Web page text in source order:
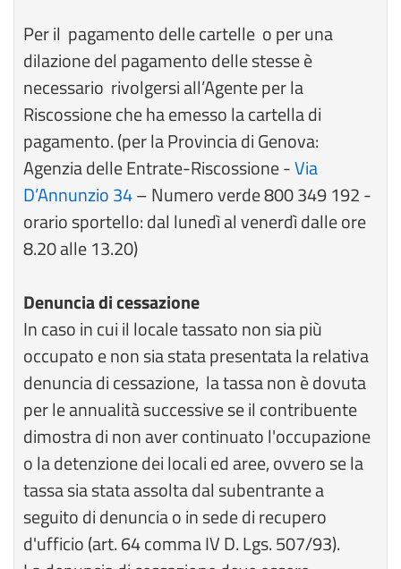
Per il pagamento delle cartelle o per una
dilazione del pagamento delle stesse è
necessario rivolgersi all’Agente per la
Riscossione che ha emesso la cartella di
pagamento. (per la Provincia di Genova:
Agenzia delle Entrate-Riscossione -Via
D’Annunzio 34– Numero verde 800 349 192 -
orario sportello: dal lunedì al venerdì dalle ore
8.20 alle 13.20)
Denuncia di cessazione
In caso in cui il locale tassato non sia più
occupato e non sia stata presentata la relativa
denuncia di cessazione, la tassa non è dovuta
per le annualità successive se il contribuente
dimostra di non aver continuato l'occupazione
o la detenzione dei locali ed aree, ovvero se la
tassa sia stata assolta dal subentrante a
seguito di denuncia o in sede di recupero
d'ufficio (art. 64 comma IV D. Lgs. 507/93).